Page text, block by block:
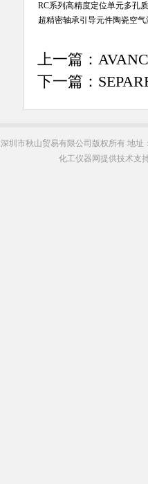
RC系列高精度定位单元多孔
超精密轴承引导元件陶瓷空气
上一篇：
下一篇：
深圳市秋山贸易有限公司版权所有 地址
化工仪器网提供技术支